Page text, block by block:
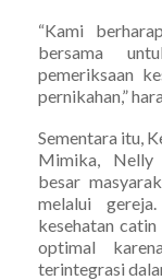
“Kami
bersama
pemeriksaan
pernikahan,”
Sementara itu,
Mimika, Nelly
besar
melalui
kesehatan
optimal
terintegrasi